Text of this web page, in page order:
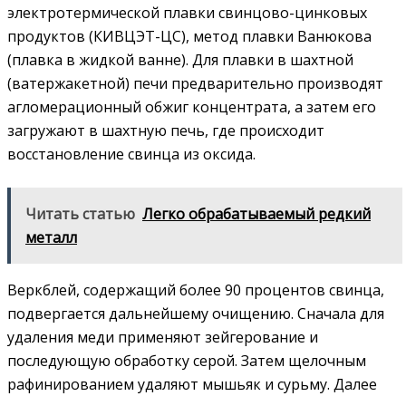
электротермической плавки свинцово-цинковых
продуктов (КИВЦЭТ-ЦС), метод плавки Ванюкова
(плавка в жидкой ванне). Для плавки в шахтной
(ватержакетной) печи предварительно производят
агломерационный обжиг концентрата, а затем его
загружают в шахтную печь, где происходит
восстановление свинца из оксида.
Читать статью Легко обрабатываемый редкий
металл
Веркблей, содержащий более 90 процентов свинца,
подвергается дальнейшему очищению. Сначала для
удаления меди применяют зейгерование и
последующую обработку серой. Затем щелочным
рафинированием удаляют мышьяк и сурьму. Далее